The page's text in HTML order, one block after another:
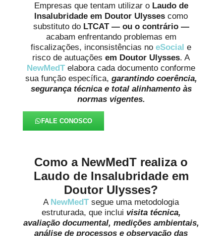
Empresas que tentam utilizar o Laudo de
Insalubridade em Doutor Ulysses como
substituto do LTCAT — ou o contrário —
acabam enfrentando problemas em
fiscalizações, inconsistências no eSocial e
risco de autuações em Doutor Ulysses. A
NewMedT elabora cada documento conforme
sua função específica, garantindo coerência,
segurança técnica e total alinhamento às
normas vigentes.
FALE CONOSCO
Como a NewMedT realiza o
Laudo de Insalubridade em
Doutor Ulysses?
A NewMedT segue uma metodologia
estruturada, que inclui visita técnica,
avaliação documental, medições ambientais,
análise de processos e observação das